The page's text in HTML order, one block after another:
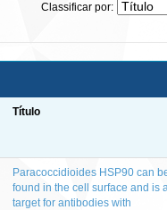
Classificar por:
Título
Paracoccidioides HSP90 can
found in the cell surface and is a
target for antibodies with